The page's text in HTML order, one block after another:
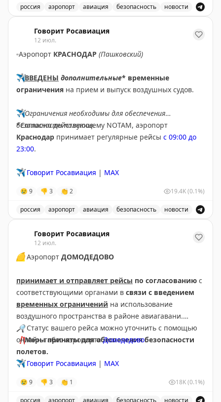
✈️ Говорит Росавиация|МАХ
россия аэропорт авиация безопасность новости
Говорит Росавиация
12 июл.
▫️Аэропорт КРАСНОДАР (Пашковский)
✈️ВВЕДЕНЫ дополнительные* временные
ограничения на прием и выпуск воздушных судов.
✈️Ограничения необходимы для обеспечения
безопасности полетов.
*Согласно действующему NOTAM, аэропорт
Краснодар принимает регулярные рейсы с 09:00 до
23:00.
✈️ Говорит Росавиация | MAX
😢 9 👎 3 👏 2 19.4K(0.1%)
россия аэропорт авиация безопасность новости
Говорит Росавиация
12 июл.
🟡Аэропорт ДОМОДЕДОВО
принимает и отправляет рейсы по согласованию с
соответствующими органами в связи с введением
временных ограничений на использование
воздушного пространства в районе авиагавани.
❗️Меры приняты для обеспечения безопасности
полетов.
🔎Статус вашего рейса можно уточнить с помощью
онлайн-табло аэропортаДомодедово.
✈️ Говорит Росавиация | МАХ
😢 9 👎 3 👏 1 18K(0.1%)
россия аэропорт авиация безопасность новости